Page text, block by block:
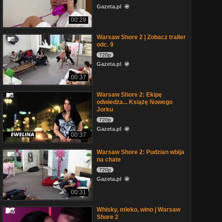
00:29
Gazeta.pl
00:37
Warsaw Shore 2 | Zobacz trailer
odc. 9
720p
Gazeta.pl
00:37
Warsaw Shore 2: Ekipę
odwiedza... Książę Nowego
Jorku
720p
Gazeta.pl
00:31
Warsaw Shore 2: Pudzian wbija
na chate
720p
Gazeta.pl
Whisky, mleko, wino | Warsaw
Shore 2